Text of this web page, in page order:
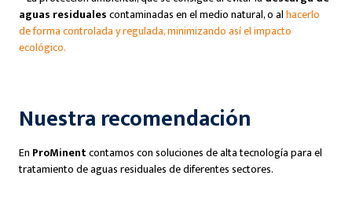
aguas residualescontaminadas en el medio natural, o alhacerlo
de forma controlada y regulada, minimizando así el impacto
ecológico.
Nuestra recomendación
En ProMinentcontamos con soluciones de alta tecnología para el
tratamiento de aguas residuales de diferentes sectores.